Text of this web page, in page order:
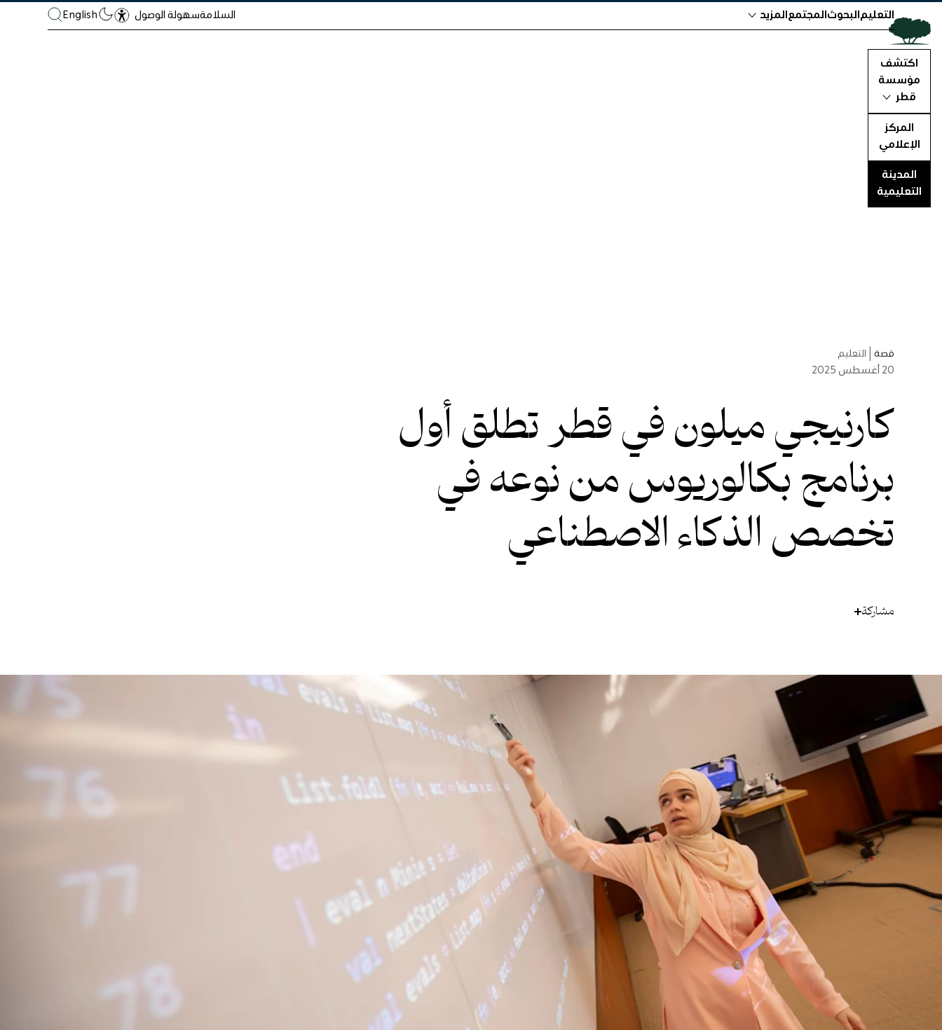
اكتشف
مؤسسة
قطر
المركز
الإعلامي
المدينة
التعليمية
التعليمالبحوثالمجتمعالمزيد السلامةسهولة الوصول English
قصة التعليم
20 أغسطس 2025
كارنيجي ميلون في قطر تطلق أول
برنامج بكالوريوس من نوعه في
تخصص الذكاء ‏الاصطناعي
مشاركة